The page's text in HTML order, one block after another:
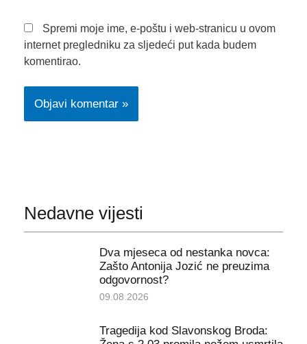
Spremi moje ime, e-poštu i web-stranicu u ovom
internet pregledniku za sljedeći put kada budem
komentirao.
Nedavne vijesti
Dva mjeseca od nestanka novca:
Zašto Antonija Jozić ne preuzima
odgovornost?
09.08.2026
Tragedija kod Slavonskog Broda: